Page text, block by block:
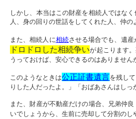
しかし、本当はこの財産を相続人ではな
人、身の回りの世話をしてくれた人、仲の
また、相続人に相続させる場合でも、遺
ドロドロした相続争いが起こります
うっておけば、安心できるのはありません
このようなときは公正証書遺言を残し
りした人だったよ。」「おばあさんはし
また、財産が不動産だけの場合、兄弟仲
いでしょうから、生前に売却して分割のし